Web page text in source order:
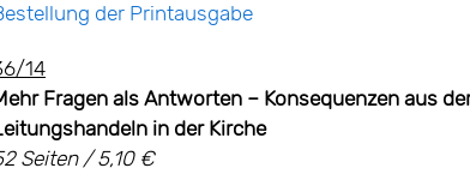
der Printausgabe
14
Fragen als Antworten – Konsequenzen aus
in der Kirche
Seiten / 5,10 €